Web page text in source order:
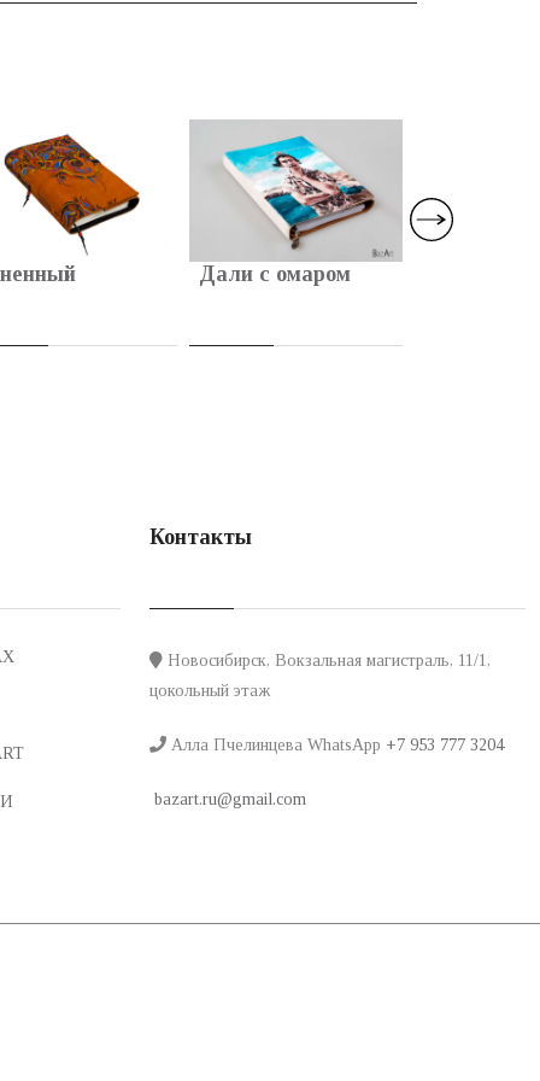
Дали с омаром
Контакты
Новосибирск, Вокзальная магистраль, 11/1,
цокольный этаж
Алла Пчелинцева WhatsApp +7 953 777 3204
bazart.ru@gmail.com